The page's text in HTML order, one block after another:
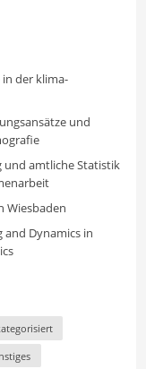
in der klima-
und
und amtliche Statistik
Wiesbaden
and Dynamics in